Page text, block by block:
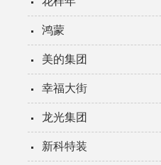
鸿蒙
美的集团
幸福大街
龙光集团
新科特装